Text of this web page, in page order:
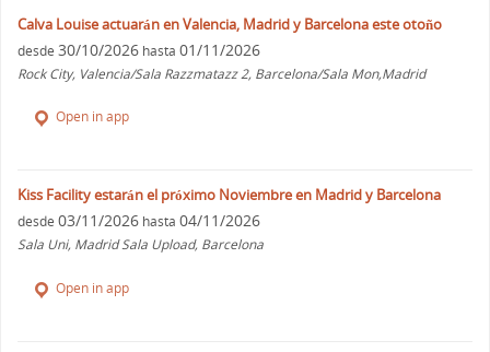
Calva Louise actuarán en Valencia, Madrid y Barcelona este otoño
desde 30/10/2026 hasta 01/11/2026
Rock City, Valencia/Sala Razzmatazz 2, Barcelona/Sala Mon,Madrid
Open in app
Kiss Facility estarán el próximo Noviembre en Madrid y Barcelona
desde 03/11/2026 hasta 04/11/2026
Sala Uni, Madrid Sala Upload, Barcelona
Open in app